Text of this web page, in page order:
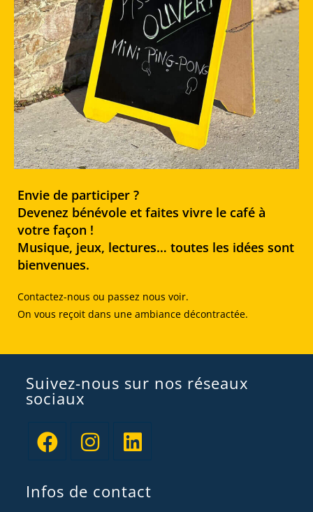
Envie de participer ?
Devenez bénévole et faites vivre le café à
votre façon !
Musique, jeux, lectures… toutes les idées sont
bienvenues.
Contactez-nous ou passez nous voir.
On vous reçoit dans une ambiance décontractée.
Suivez-nous sur nos réseaux
sociaux
Infos de contact